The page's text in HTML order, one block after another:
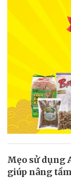
Mẹo sử dụng
giúp nâng